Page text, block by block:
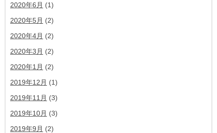
2020年6月 (1)
2020年5月 (2)
2020年4月 (2)
2020年3月 (2)
2020年1月 (2)
2019年12月 (1)
2019年11月 (3)
2019年10月 (3)
2019年9月 (2)